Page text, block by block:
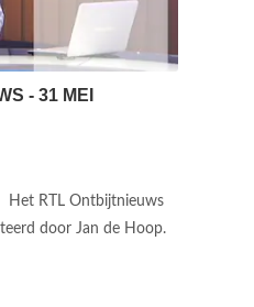
- 31 MEI
Het RTL Ontbijtnieuws
door Jan de Hoop.